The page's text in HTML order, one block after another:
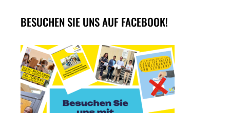
BESUCHEN SIE UNS AUF FACEBOOK!